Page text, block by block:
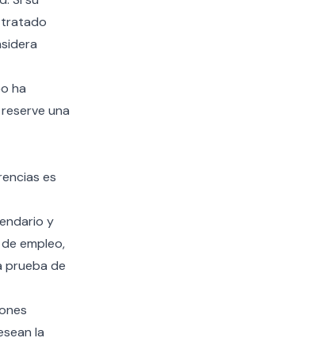
tratado
ha
una
es
y
empleo,
prueba de
la